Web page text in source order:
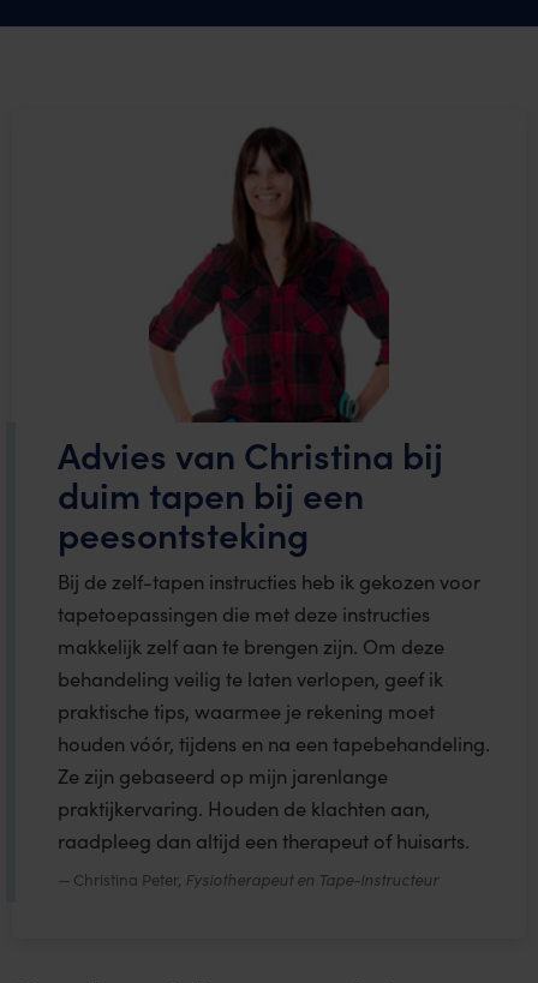
Advies van Christina bij
duim tapen bij een
peesontsteking
Bij de zelf-tapen instructies heb ik gekozen voor
tapetoepassingen die met deze instructies
makkelijk zelf aan te brengen zijn. Om deze
behandeling veilig te laten verlopen, geef ik
praktische tips, waarmee je rekening moet
houden vóór, tijdens en na een tapebehandeling.
Ze zijn gebaseerd op mijn jarenlange
praktijkervaring. Houden de klachten aan,
raadpleeg dan altijd een therapeut of huisarts.
Christina Peter, Fysiotherapeut en Tape-instructeur